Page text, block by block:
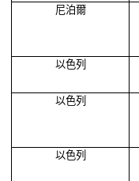
尼泊爾
以色列
以色列
以色列